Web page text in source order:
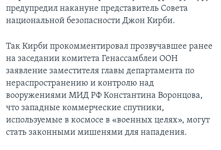
предупредил накануне представитель Совета
национальной безопасности Джон Кирби.
Так Кирби прокомментировал прозвучавшее ранее
на заседании комитета Генассамблеи ООН
заявление заместителя главы департамента по
нераспространению и контролю над
вооружениями МИД РФ Константина Воронцова,
что западные коммерческие спутники,
используемые в космосе в «военных целях», могут
стать законными мишенями для нападения.